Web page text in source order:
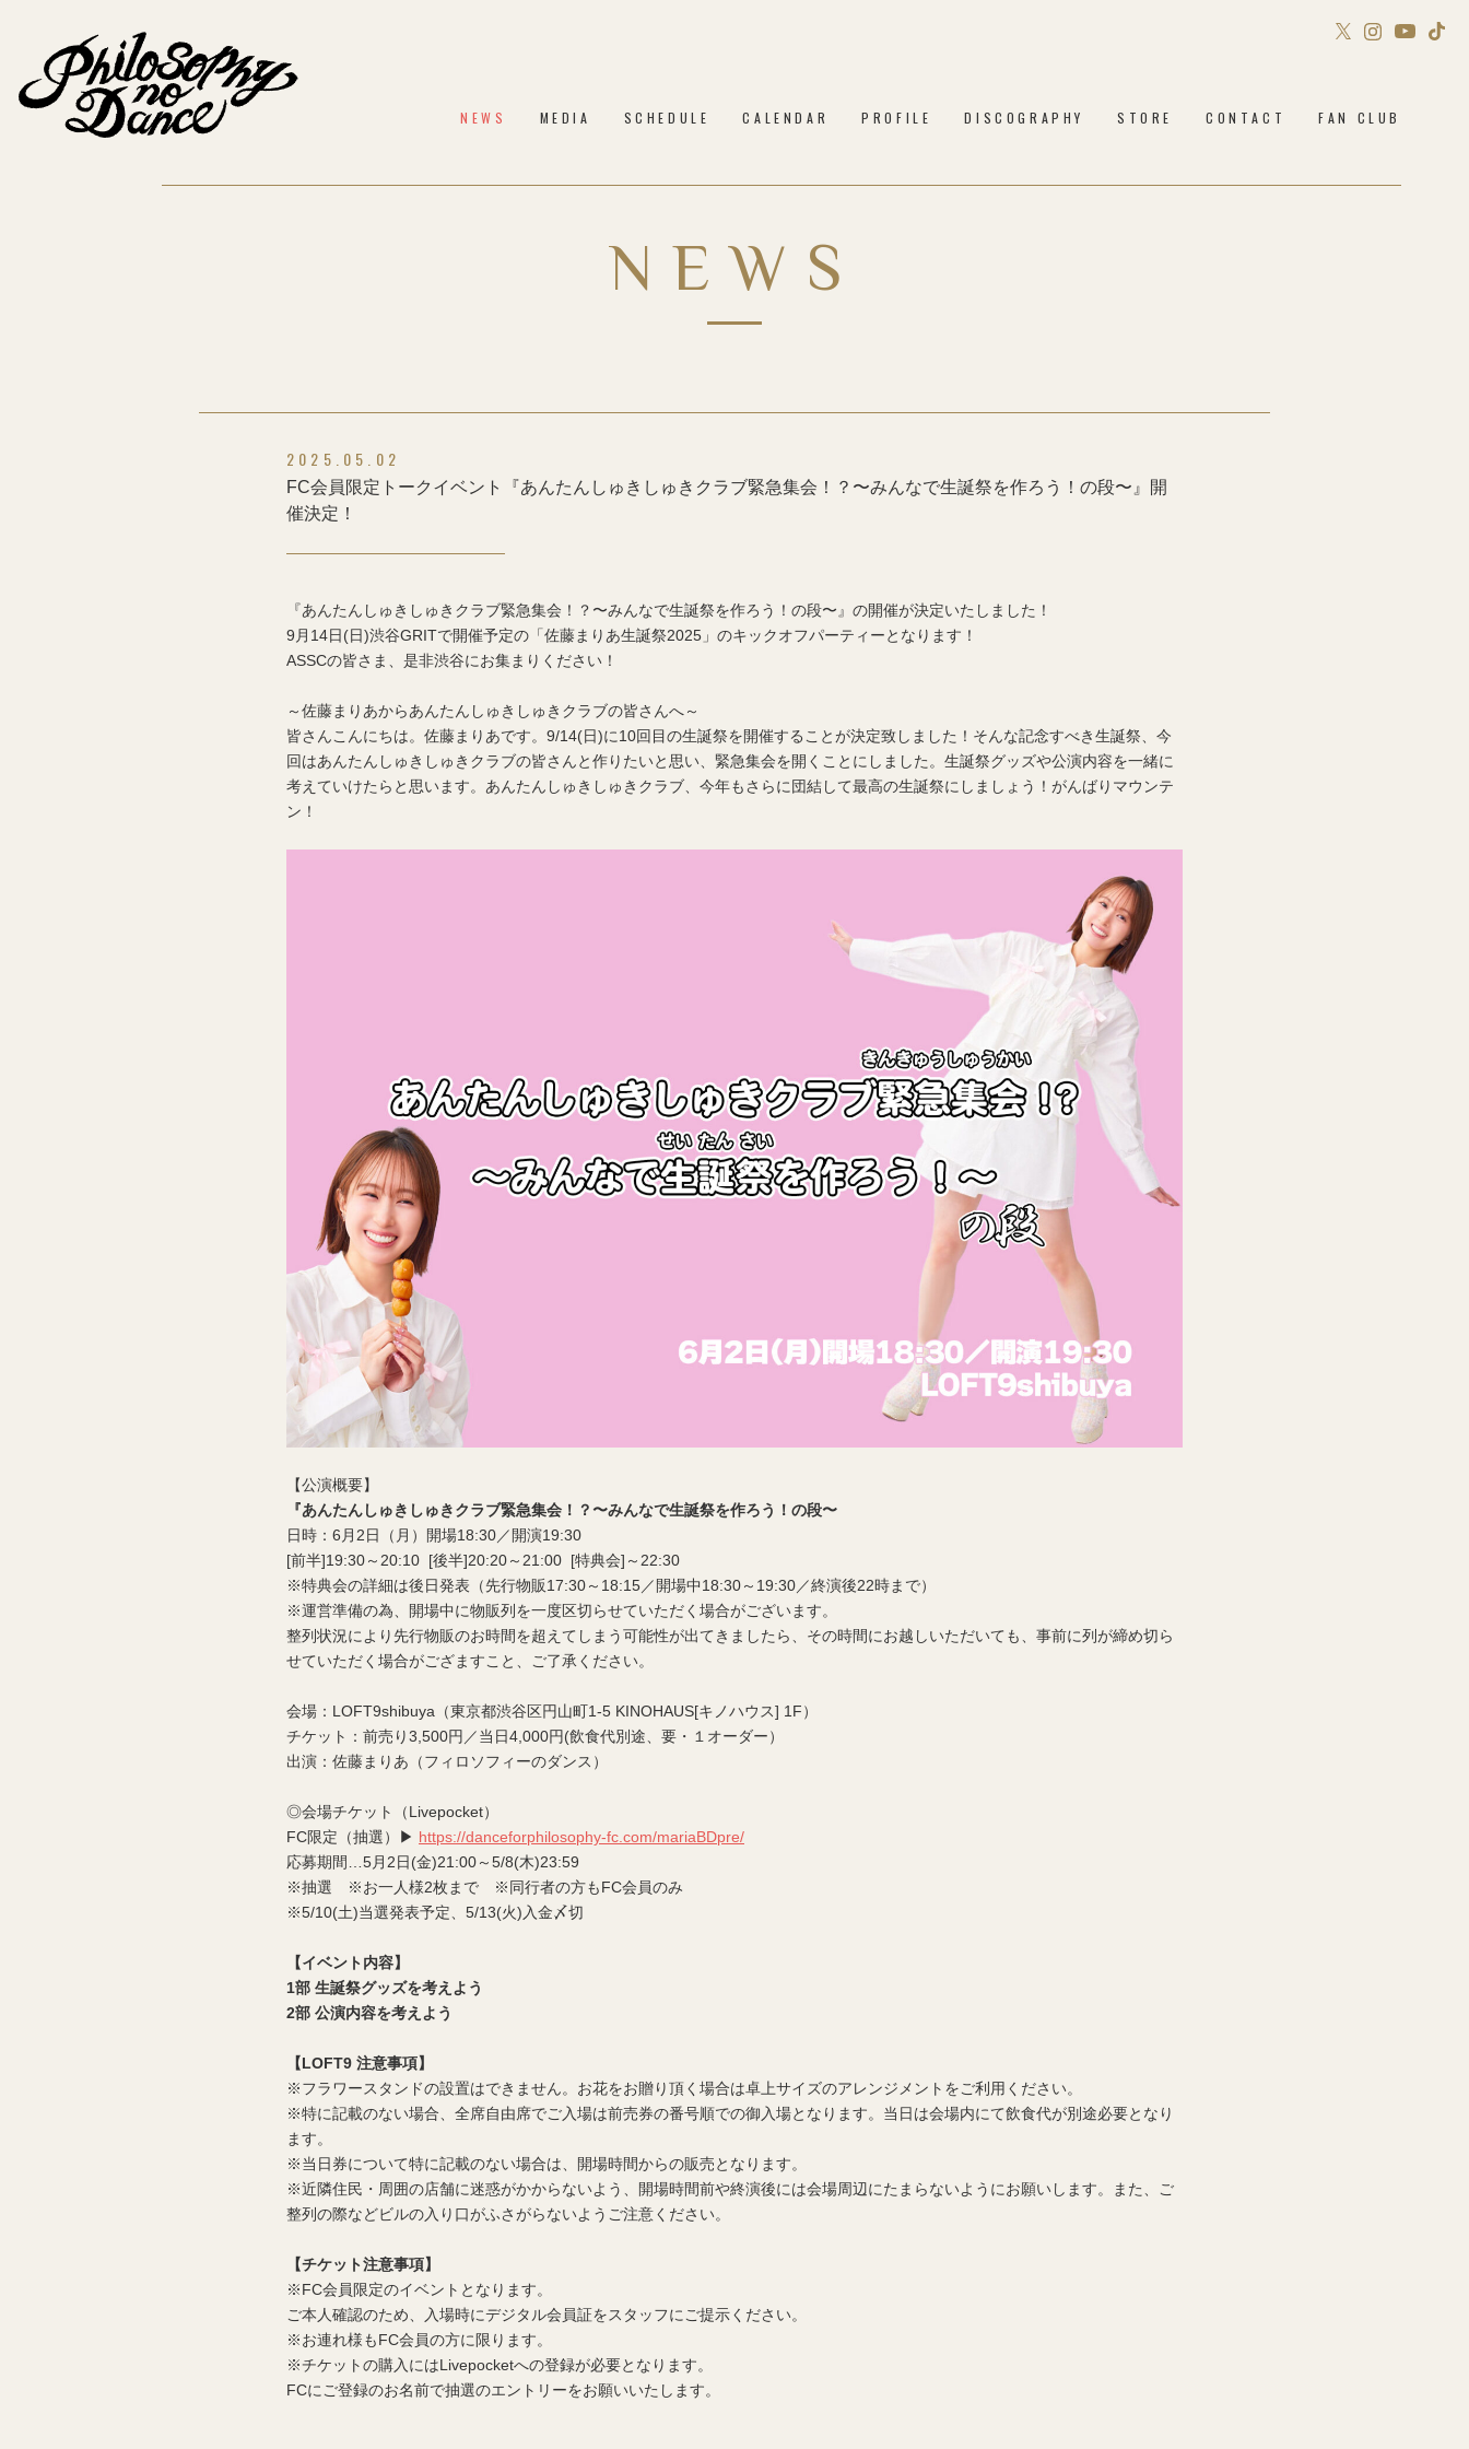
NEWS MEDIA SCHEDULE CALENDAR PROFILE DISCOGRAPHY STORE
Philosophy no Dance STORE
CONTACT FAN CLUB
NEWS
2025.05.02
FC会員限定トークイベント『あんたんしゅきしゅきクラブ緊急集会！？〜みんなで生誕祭を作ろう！の段〜』開
催決定！
『あんたんしゅきしゅきクラブ緊急集会！？〜みんなで生誕祭を作ろう！の段〜』の開催が決定いたしました！
9月14日(日)渋谷GRITで開催予定の「佐藤まりあ生誕祭2025」のキックオフパーティーとなります！
ASSCの皆さま、是非渋谷にお集まりください！
～佐藤まりあからあんたんしゅきしゅきクラブの皆さんへ～
皆さんこんにちは。佐藤まりあです。9/14(日)に10回目の生誕祭を開催することが決定致しました！そんな記念すべき生誕祭、今
回はあんたんしゅきしゅきクラブの皆さんと作りたいと思い、緊急集会を開くことにしました。生誕祭グッズや公演内容を一緒に
考えていけたらと思います。あんたんしゅきしゅきクラブ、今年もさらに団結して最高の生誕祭にしましょう！がんばりマウンテ
ン！
【公演概要】
『あんたんしゅきしゅきクラブ緊急集会！？〜みんなで生誕祭を作ろう！の段〜
日時：6月2日（月）開場18:30／開演19:30
[前半]19:30～20:10 [後半]20:20～21:00 [特典会]～22:30
※特典会の詳細は後日発表（先行物販17:30～18:15／開場中18:30～19:30／終演後22時まで）
※運営準備の為、開場中に物販列を一度区切らせていただく場合がございます。
整列状況により先行物販のお時間を超えてしまう可能性が出てきましたら、その時間にお越しいただいても、事前に列が締め切ら
せていただく場合がござますこと、ご了承ください。
会場：LOFT9shibuya（東京都渋谷区円山町1-5 KINOHAUS[キノハウス] 1F）
チケット：前売り3,500円／当日4,000円(飲食代別途、要・１オーダー）
出演：佐藤まりあ（フィロソフィーのダンス）
◎会場チケット（Livepocket）
FC限定（抽選）▶ https://danceforphilosophy-fc.com/mariaBDpre/
応募期間…5月2日(金)21:00～5/8(木)23:59
※抽選 ※お一人様2枚まで ※同行者の方もFC会員のみ
※5/10(土)当選発表予定、5/13(火)入金〆切
【イベント内容】
1部 生誕祭グッズを考えよう
2部 公演内容を考えよう
【LOFT9 注意事項】
※フラワースタンドの設置はできません。お花をお贈り頂く場合は卓上サイズのアレンジメントをご利用ください。
※特に記載のない場合、全席自由席でご入場は前売券の番号順での御入場となります。当日は会場内にて飲食代が別途必要となり
ます。
※当日券について特に記載のない場合は、開場時間からの販売となります。
※近隣住民・周囲の店舗に迷惑がかからないよう、開場時間前や終演後には会場周辺にたまらないようにお願いします。また、ご
整列の際などビルの入り口がふさがらないようご注意ください。
【チケット注意事項】
※FC会員限定のイベントとなります。
ご本人確認のため、入場時にデジタル会員証をスタッフにご提示ください。
※お連れ様もFC会員の方に限ります。
※チケットの購入にはLivepocketへの登録が必要となります。
FCにご登録のお名前で抽選のエントリーをお願いいたします。